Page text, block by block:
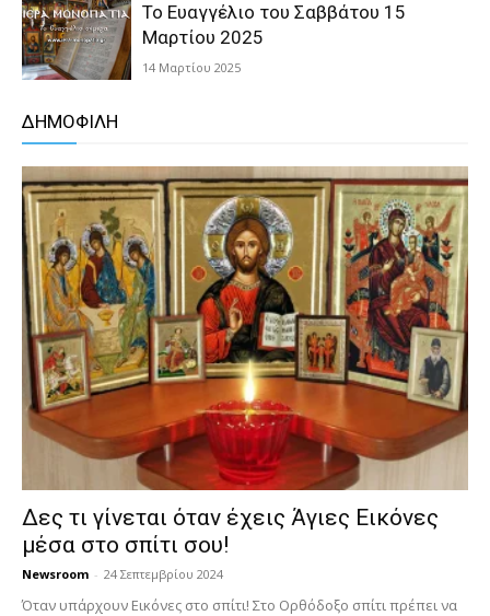
Το Ευαγγέλιο του Σαββάτου 15
Μαρτίου 2025
14 Μαρτίου 2025
ΔΗΜΟΦΙΛΗ
Δες τι γίνεται όταν έχεις Άγιες Εικόνες
μέσα στο σπίτι σου!
Newsroom - 24 Σεπτεμβρίου 2024
Όταν υπάρχουν Εικόνες στο σπίτι! Στο Ορθόδοξο σπίτι πρέπει να